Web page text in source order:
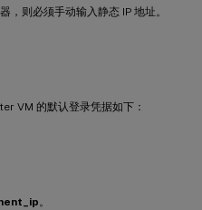
，则必须手动输入静态 IP 地址。
VM 的默认登录凭据如下：
。